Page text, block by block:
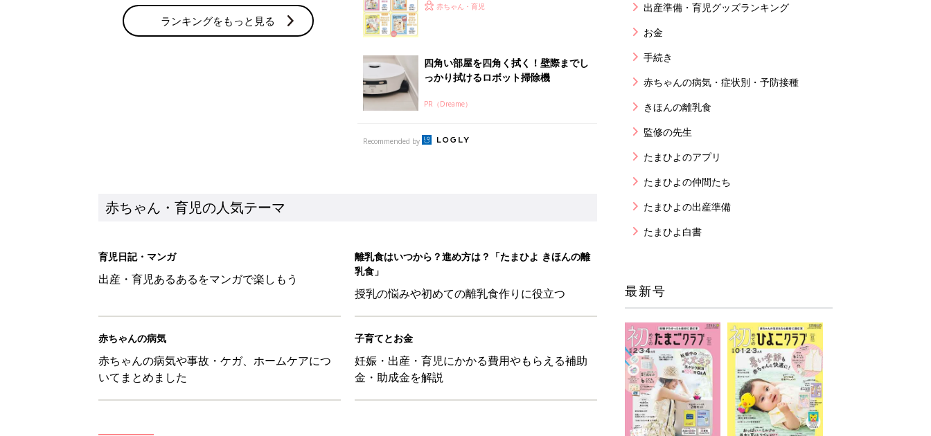
育児日記・マンガ
離乳食はいつから？進め方は？「たまひよ きほんの離
授乳の悩みや初めての離乳食作りに役立つ
子育てとお金
妊娠・出産・育児にかかる費用やもらえる補助
金・助成金を解説
H＆М「セールでお買い得価格に！」「かわいくて一目ぼれ！」買うべき小物アイテム4選
赤ちゃん・育児
【3COINS】お外遊びのお供に！小さくたためてバッグに吊り下げられる「コンパクトレジャーシ
赤ちゃん・育児
物価高の子育てどうする？60分だけの【無料】お金の勉強会
出産準備・育児グッズランキング
お金
手続き
赤ちゃんの病気・症状別・予防接種
きほんの離乳食
監修の先生
たまひよのアプリ
たまひよの仲間たち
たまひよの出産準備
たまひよ白書
最新号